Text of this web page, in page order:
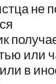
не
или
в